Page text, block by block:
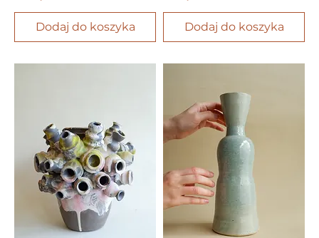
Dodaj do koszyka Dodaj do koszyka